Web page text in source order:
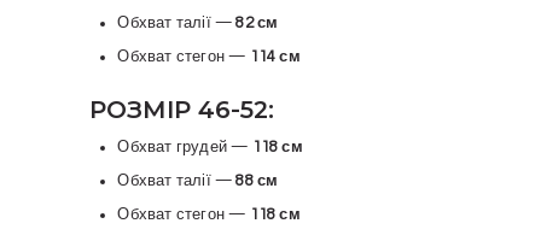
Обхват талії —82 см
Обхват стегон — 114 см
РОЗМІР 46-52:
Обхват грудей — 118 см
Обхват талії —88 см
Обхват стегон — 118 см